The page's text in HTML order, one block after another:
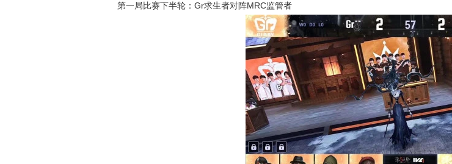
第一局比赛下半轮：Gr求生者对阵MRC监管者